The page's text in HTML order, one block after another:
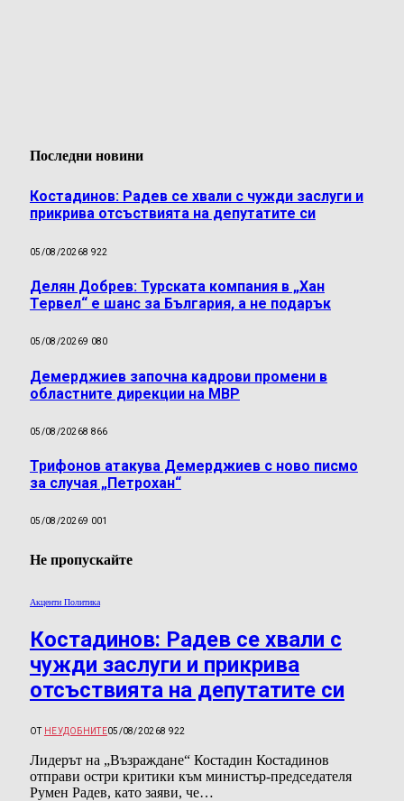
Последни новини
Костадинов: Радев се хвали с чужди заслуги и
прикрива отсъствията на депутатите си
05/08/20268 922
Делян Добрев: Турската компания в „Хан
Тервел“ е шанс за България, а не подарък
05/08/20269 080
Демерджиев започна кадрови промени в
областните дирекции на МВР
05/08/20268 866
Трифонов атакува Демерджиев с ново писмо
за случая „Петрохан“
05/08/20269 001
Не пропускайте
Акценти Политика
Костадинов: Радев се хвали с
чужди заслуги и прикрива
отсъствията на депутатите си
ОТ НЕУДОБНИТЕ05/08/20268 922
Лидерът на „Възраждане“ Костадин Костадинов
отправи остри критики към министър-председателя
Румен Радев, като заяви, че…